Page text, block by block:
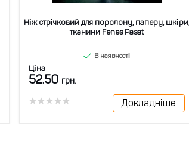
Ніж стрічковий для поролону, паперу, шкіри,
тканини Fenes Pasat
В наявності
Ціна
52.50 грн.
Докладніше